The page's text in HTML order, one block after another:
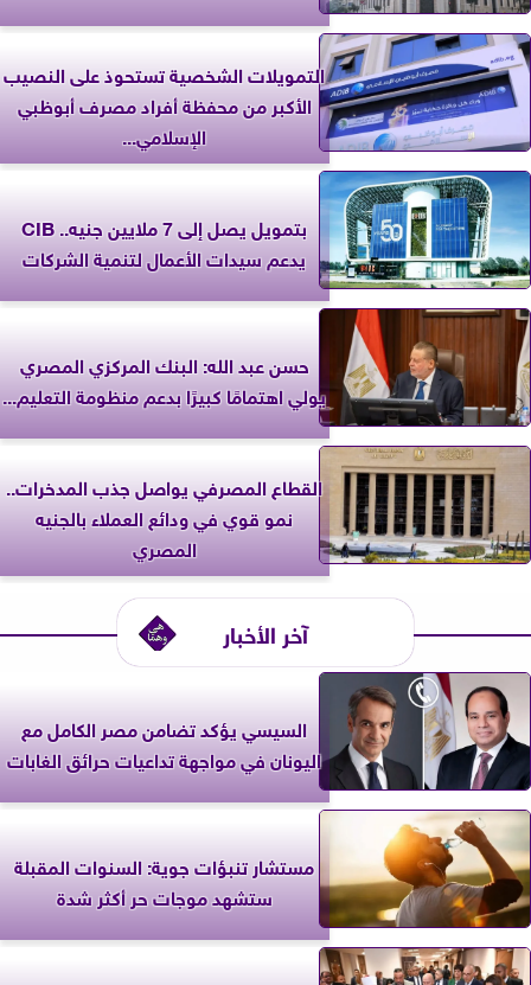
التمويلات الشخصية تستحوذ على النصيب
الأكبر من محفظة أفراد مصرف أبوظبي
الإسلامي...
بتمويل يصل إلى 7 ملايين جنيه.. CIB
يدعم سيدات الأعمال لتنمية الشركات
حسن عبد الله: البنك المركزي المصري
يولي اهتمامًا كبيرًا بدعم منظومة التعليم...
القطاع المصرفي يواصل جذب المدخرات..
نمو قوي في ودائع العملاء بالجنيه
المصري
آخر الأخبار
السيسي يؤكد تضامن مصر الكامل مع
اليونان في مواجهة تداعيات حرائق الغابات
مستشار تنبؤات جوية: السنوات المقبلة
ستشهد موجات حر أكثر شدة